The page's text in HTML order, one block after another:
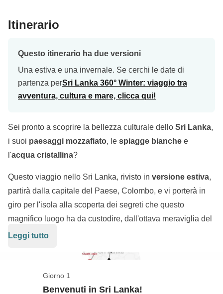
Itinerario
Questo itinerario ha due versioni
Una estiva e una invernale. Se cerchi le date di
partenza perSri Lanka 360° Winter: viaggio tra
avventura, cultura e mare, clicca qui!
Sei pronto a scoprire la bellezza culturale dello Sri Lanka,
i suoi paesaggi mozzafiato, le spiagge bianche e
l'acqua cristallina?
Questo viaggio nello Sri Lanka, rivisto in versione estiva,
partirà dalla capitale del Paese, Colombo, e vi porterà in
giro per l'isola alla scoperta dei segreti che questo
magnifico luogo ha da custodire, dall'ottava meraviglia del
mondo alle meravigliose spiagge. Viaggeremo attraverso
per poi visitare i bellissimi siti archeologici di
Polonnaruwa,Dambulla
crogiolarsi al sole nei dintorni diTrincomalee
Leggi tutto
Giorno 1
Benvenuti in Sri Lanka!